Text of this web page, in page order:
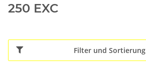
250 EXC
Filter und Sortierung